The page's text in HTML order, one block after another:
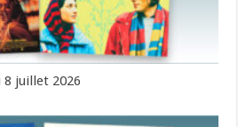
8 juillet 2026